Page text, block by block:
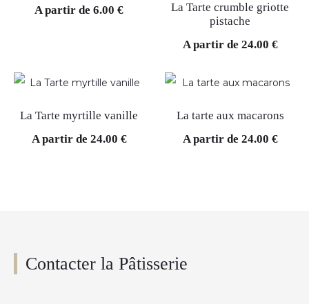
A partir de 6.00 €
La Tarte crumble griotte
pistache
A partir de 24.00 €
La Tarte myrtille vanille
A partir de 24.00 €
La tarte aux macarons
A partir de 24.00 €
Contacter la Pâtisserie